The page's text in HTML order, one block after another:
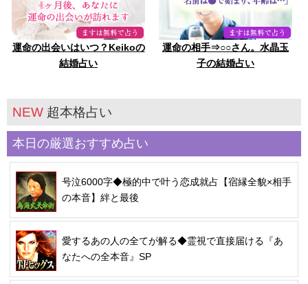
運命の出会いはいつ？Keikoの
結婚占い
運命の相手⇒○○さん。水晶玉
子の結婚占い
NEW 超本格占い
本日の厳選おすすめ占い
号泣6000字◆極的中で叶う恋成就占【宿縁全貌×相手
の本音】絆と最後
愛するあの人の全てが解る◆霊視で直接届ける『あ
なたへの全本音』SP